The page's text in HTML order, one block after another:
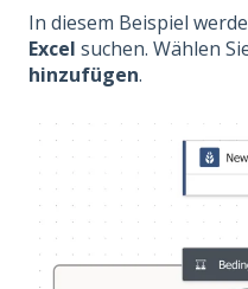
In diesem Beispiel
Excel suchen. Wählen
hinzufügen.